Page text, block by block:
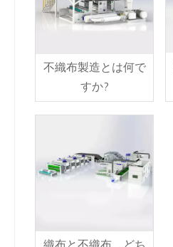
不織布製造とは何で
すか?